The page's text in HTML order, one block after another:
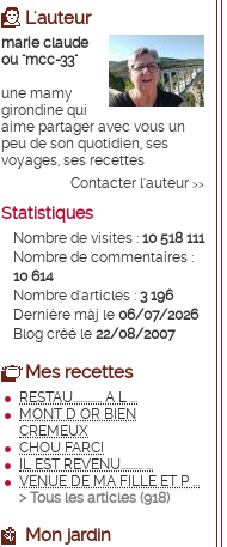
L'auteur
marie claude
ou "mcc-33"
une mamy
girondine qui
aime partager avec vous un
peu de son quotidien, ses
voyages, ses recettes
Contacter l'auteur >>
Statistiques
Nombre de visites : 10 518 111
Nombre de commentaires :
10 614
Nombre d'articles : 3 196
Dernière màj le 06/07/2026
Blog créé le 22/08/2007
Mes recettes
RESTAU............ A L ...
MONT D OR BIEN
CREMEUX
CHOU FARCI
IL EST REVENU......... ...
VENUE DE MA FILLE ET P ...
> Tous les articles (918)
Mon jardin